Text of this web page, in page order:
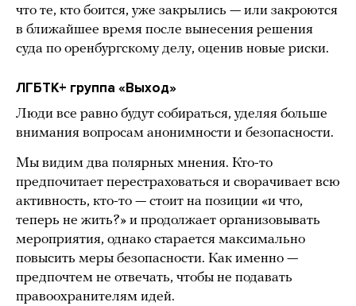
что те, кто боится, уже закрылись — или закроются
в ближайшее время после вынесения решения
суда по оренбургскому делу, оценив новые риски.
ЛГБТК+ группа «Выход»
Люди все равно будут собираться, уделяя больше
внимания вопросам анонимности и безопасности.
Мы видим два полярных мнения. Кто-то
предпочитает перестраховаться и сворачивает всю
активность, кто-то — стоит на позиции «и что,
теперь не жить?» и продолжает организовывать
мероприятия, однако старается максимально
повысить меры безопасности. Как именно —
предпочтем не отвечать, чтобы не подавать
правоохранителям идей.